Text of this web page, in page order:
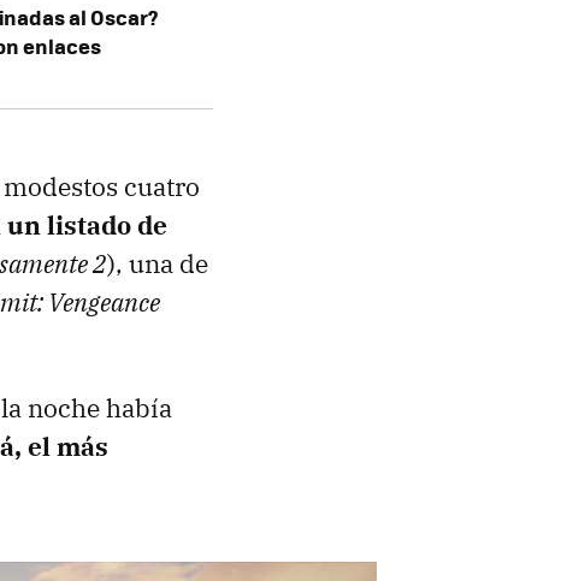
al Oscar?
enlaces
cuatro
listado de
2), una de
Vengeance
noche había
el más